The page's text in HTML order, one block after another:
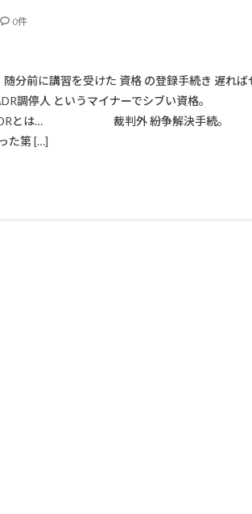
0件
に講習を受けた 資格 の登録手続き
調停人 というマイナーでシブ
うが ADRとは… 裁判外 紛争解決手
た第 […]